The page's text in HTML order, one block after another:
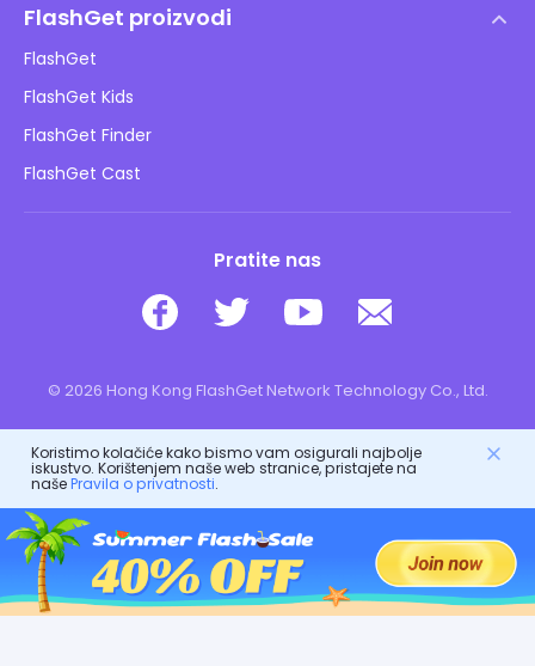
DMCA politika
Pravila o privatnosti
Pravila oglašavanja
Ne prodajte moje informacije
Sigurnost djece online
Preuzimanje
FlashGet proizvodi
FlashGet
FlashGet Kids
FlashGet Finder
FlashGet Cast
Pratite nas
© 2026 Hong Kong FlashGet Network Technology Co., Ltd.
Koristimo kolačiće kako bismo vam osigurali najbolje
iskustvo. Korištenjem naše web stranice, pristajete na
našePravila o privatnosti.